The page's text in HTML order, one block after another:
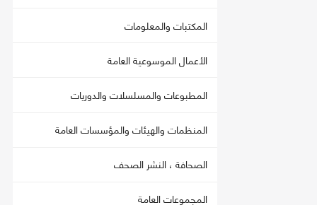
المكتبات والمعلومات
الأعمال الموسوعية العامة
المطبوعات والمسلسلات والدوريات
المنظمات والهيئات والمؤسسات العامة
الصحافة ، النشر الصحف
المجموعات العامة